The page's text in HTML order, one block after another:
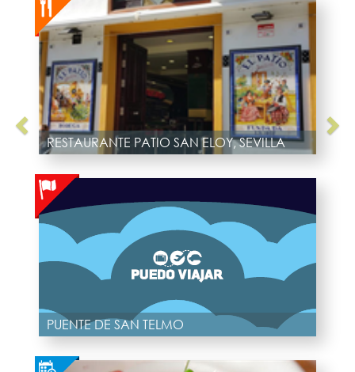
RESTAURANTE PATIO SAN ELOY, SEVILLA
PUENTE DE SAN TELMO